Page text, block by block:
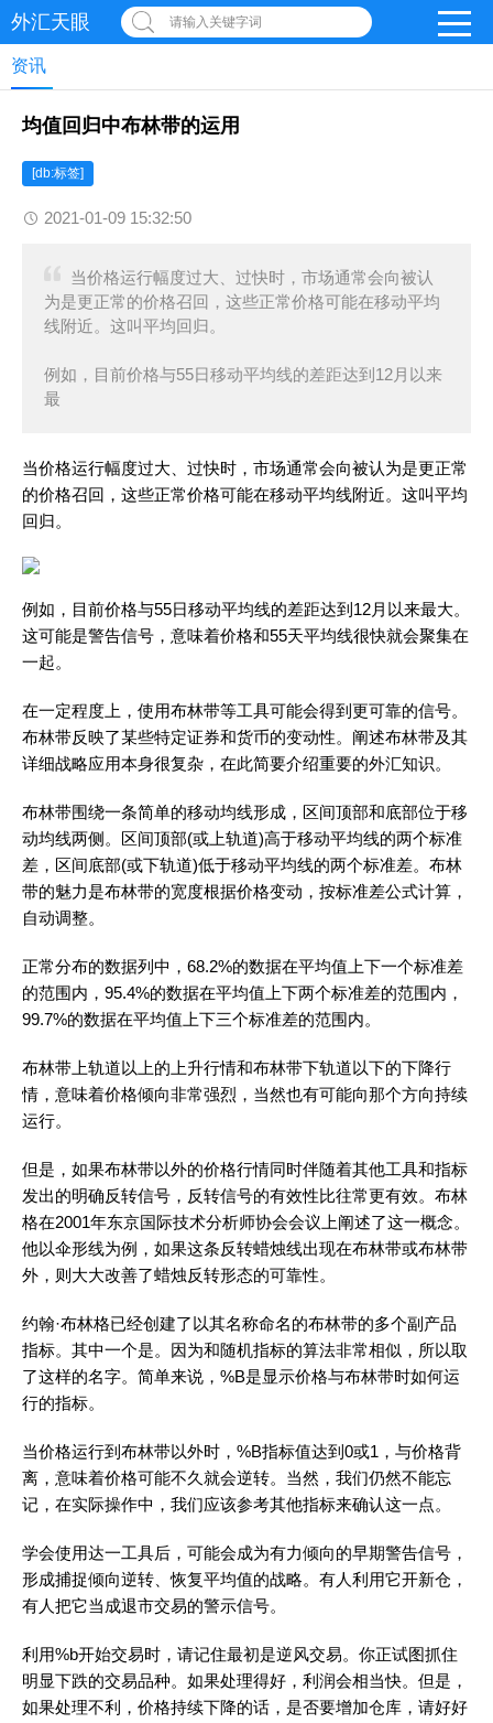
外汇天眼 请输入关键字词
资讯
均值回归中布林带的运用
[db:标签]
2021-01-09 15:32:50
当价格运行幅度过大、过快时，市场通常会向被认
为是更正常的价格召回，这些正常价格可能在移动平均
线附近。这叫平均回归。
例如，目前价格与55日移动平均线的差距达到12月以来
最
当价格运行幅度过大、过快时，市场通常会向被认为是更正常
的价格召回，这些正常价格可能在移动平均线附近。这叫平均
回归。
例如，目前价格与55日移动平均线的差距达到12月以来最大。
这可能是警告信号，意味着价格和55天平均线很快就会聚集在
一起。
在一定程度上，使用布林带等工具可能会得到更可靠的信号。
布林带反映了某些特定证券和货币的变动性。阐述布林带及其
详细战略应用本身很复杂，在此简要介绍重要的外汇知识。
布林带围绕一条简单的移动均线形成，区间顶部和底部位于移
动均线两侧。区间顶部(或上轨道)高于移动平均线的两个标准
差，区间底部(或下轨道)低于移动平均线的两个标准差。布林
带的魅力是布林带的宽度根据价格变动，按标准差公式计算，
自动调整。
正常分布的数据列中，68.2%的数据在平均值上下一个标准差
的范围内，95.4%的数据在平均值上下两个标准差的范围内，
99.7%的数据在平均值上下三个标准差的范围内。
布林带上轨道以上的上升行情和布林带下轨道以下的下降行
情，意味着价格倾向非常强烈，当然也有可能向那个方向持续
运行。
但是，如果布林带以外的价格行情同时伴随着其他工具和指标
发出的明确反转信号，反转信号的有效性比往常更有效。布林
格在2001年东京国际技术分析师协会会议上阐述了这一概念。
他以伞形线为例，如果这条反转蜡烛线出现在布林带或布林带
外，则大大改善了蜡烛反转形态的可靠性。
约翰·布林格已经创建了以其名称命名的布林带的多个副产品
指标。其中一个是。因为和随机指标的算法非常相似，所以取
了这样的名字。简单来说，%B是显示价格与布林带时如何运
行的指标。
当价格运行到布林带以外时，%B指标值达到0或1，与价格背
离，意味着价格可能不久就会逆转。当然，我们仍然不能忘
记，在实际操作中，我们应该参考其他指标来确认这一点。
学会使用达一工具后，可能会成为有力倾向的早期警告信号，
形成捕捉倾向逆转、恢复平均值的战略。有人利用它开新仓，
有人把它当成退市交易的警示信号。
利用%b开始交易时，请记住最初是逆风交易。你正试图抓住
明显下跌的交易品种。如果处理得好，利润会相当快。但是，
如果处理不利，价格持续下降的话，是否要增加仓库，请好好